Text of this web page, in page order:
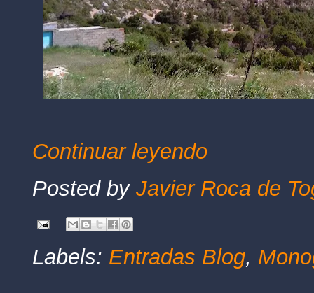
Continuar leyendo
Posted by Javier Roca de
Labels: Entradas Blog,